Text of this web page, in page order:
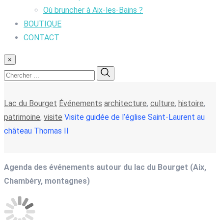
Où bruncher à Aix-les-Bains ?
BOUTIQUE
CONTACT
×
Lac du Bourget Événements architecture, culture, histoire,
patrimoine, visite Visite guidée de l’église Saint-Laurent au
château Thomas II
Agenda des événements autour du lac du Bourget (Aix,
Chambéry, montagnes)